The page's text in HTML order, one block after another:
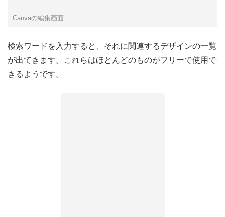
Canvaの編集画面
検索ワードを入力すると、それに関連するデザインの一覧
が出てきます。これらはほとんどのものがフリーで使用で
きるようです。